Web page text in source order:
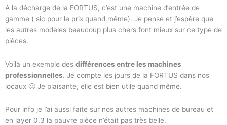
A la décharge de la FORTUS, c’est une machine d’entrée de
gamme ( sic pour le prix quand même). Je pense et j’espère que
les autres modèles beaucoup plus chers font mieux sur ce type de
pièces.
Voilà un exemple des différences entre les machines
professionnelles. Je compte les jours de la FORTUS dans nos
locaux 🙂 Je plaisante, elle est bien utile quand même.
Pour info je l’ai aussi faite sur nos autres machines de bureau et
en layer 0.3 la pauvre pièce n’était pas très belle.